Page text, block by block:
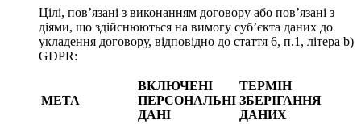
Цілі, пов’язані з виконанням договору або пов’язані з
діями, що здійснюються на вимогу суб’єкта даних до
укладення договору, відповідно до стаття 6, п.1, літера b)
GDPR:
МЕТА
ВКЛЮЧЕНІ
ПЕРСОНАЛЬНІ
ДАНІ
ТЕРМІН
ЗБЕРІГАННЯ
ДАНИХ